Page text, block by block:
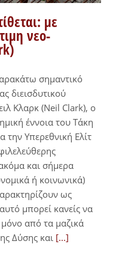
με
νεο-
σημαντικό
διεισδυτικού
Κλαρκ (Neil Clark), ο
έννοια του Τάκη
Υπερεθνική Ελίτ
και σήμερα
ή κοινωνικά)
ως
μπορεί κανείς να
μόνο από τα μαζικά
Δύσης και [...]